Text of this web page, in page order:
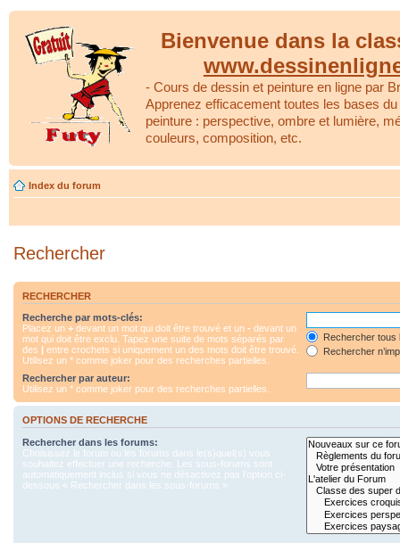
Bienvenue dans la
- Cours de dessin et peinture en ligne par
Apprenez efficacement toutes les bases
peinture : perspective, ombre et lumière,
couleurs, composition, etc.
Index du forum
Rechercher
RECHERCHER
Recherche par mots-clés:
Placez un + devant un mot qui doit être trouvé et un - devant un
mot qui doit être exclu. Tapez une suite de mots séparés par
des | entre crochets si uniquement un des mots doit être trouvé.
Utilisez un * comme joker pour des recherches partielles.
Rechercher tous
Rechercher
Rechercher par auteur:
Utilisez un * comme joker pour des recherches partielles.
OPTIONS DE RECHERCHE
Rechercher dans les forums:
Choisissez le forum ou les forums dans le(s)quel(s) vous
souhaitez effectuer une recherche. Les sous-forums sont
automatiquement inclus si vous ne désactivez pas l’option ci-
dessous « Rechercher dans les sous-forums ».